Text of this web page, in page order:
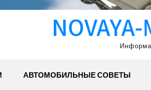
АВТОМОБИЛЬНЫЕ СОВЕТЫ